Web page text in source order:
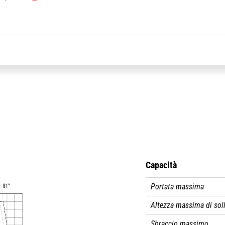
Macchina su stabilizzatori
Capacità
Portata massima
Altezza massima di